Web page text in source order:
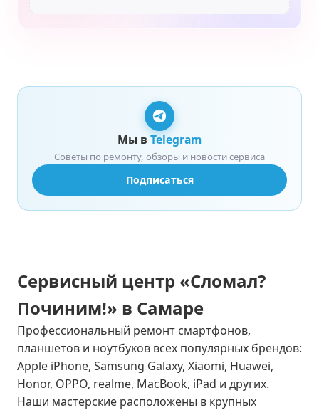
Мы в Telegram
Советы по ремонту, обзоры и новости сервиса
Подписаться
Сервисный центр «Сломал?
Починим!» в Самаре
Профессиональный ремонт смартфонов,
планшетов и ноутбуков всех популярных брендов:
Apple iPhone, Samsung Galaxy, Xiaomi, Huawei,
Honor, OPPO, realme, MacBook, iPad и других.
Наши мастерские расположены в крупных